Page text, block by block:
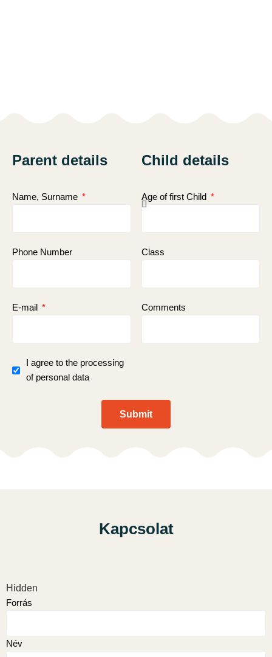
Parent details Child details
Name, Surname Age of first Child
Phone Number Class
E-mail Comments
I agree to the processing
of personal data
Submit
Kapcsolat
Hidden
Forrás
Név